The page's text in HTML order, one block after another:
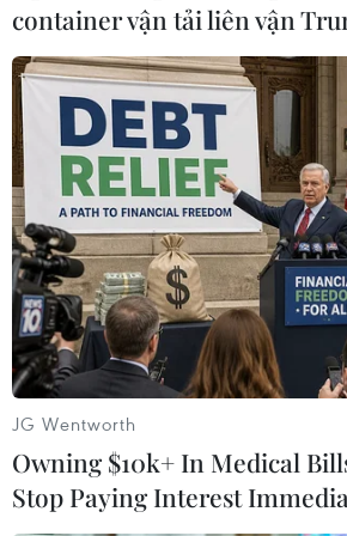
#Microsoft #Yahoo #Cổ phiếu
Theo dõi VietnamPlus
container vận tải liên vận
JG Wentworth
Owning $10k+ In Medical
Stop Paying Interest